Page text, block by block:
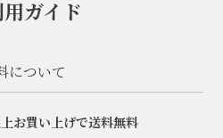
ガイド
について
お買い上げで送料無料